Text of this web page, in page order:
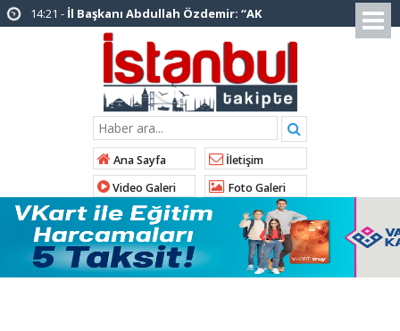
14:20 - Şadi Yazıcı, “Silivri’den alınan talimatla
hakkımda karalama kampanyası yürütülüyor”
AK Parti’ye katılan ilçe belediye
başkanlarından İl Başkanı Özdemir’e ziyaret
Tuzla Belediye Başkanı Eren Ali
Bingöl’den İBB’ye tepki
İstanbul Emniyet Müdürlüğünden
“Gök Kubbe’de, Mavi Vatan’da, Şanlı Topraklarda:
İstanbul Emniyeti Her Yerde” paylaşımı
19:26 -Çekmeköy Belediye Başkanı Orhan
Çerkez AK Parti’ye katıldı
Ana Sayfa
İletişim
Video Galeri
Foto Galeri